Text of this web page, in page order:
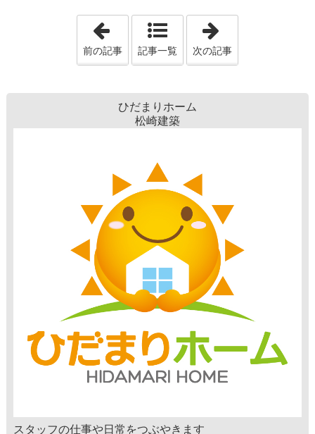
「マイホームお引渡し」
前の記事 記事一覧 次の記事
ひだまりホーム
松崎建築
スタッフの仕事や日常をつぶやきます